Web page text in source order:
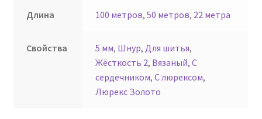
Длина 100 метров,50 метров, 22 метра
Свойства 5 мм, Шнур,Для шитья,
Жёсткость 2, Вязаный,С
сердечником,С люрексом,
Люрекс Золото